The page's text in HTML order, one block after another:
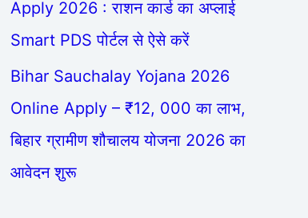
Apply 2026 : राशन कार्ड का अप्लाई
Smart PDS पोर्टल से ऐसे करें
Bihar Sauchalay Yojana 2026
Online Apply – ₹12, 000 का लाभ,
बिहार ग्रामीण शौचालय योजना 2026 का
आवेदन शुरू